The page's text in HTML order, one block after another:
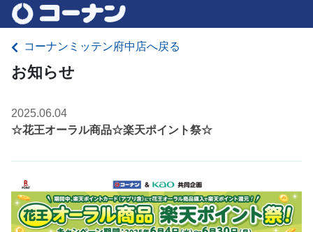
コーナンミッテン府中店へ戻る
お知らせ
2025.06.04
☆花王オーラル商品☆楽天ポイント祭☆